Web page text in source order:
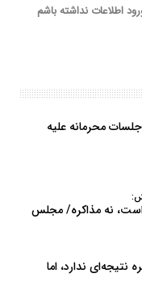
اطلاعات نداشته باشم
محرمانه علیه
است، نه مذاکره/ مجلس
نتیجه‌ای ندارد، اما